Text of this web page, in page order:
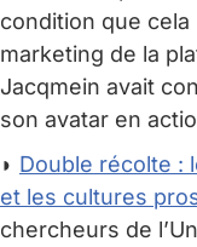
condition que
marketing de la
Jacqmein avait
son avatar en
◗ Double récolte :
et les cultures
chercheurs de